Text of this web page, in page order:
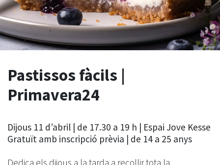
Pastissos fàcils |
Primavera24
Dijous 11 d’abril | de 17.30 a 19 h | Espai Jove Kesse
Gratuït amb inscripció prèvia | de 14 a 25 anys
Dedica els dijous a la tarda a recollir tota la